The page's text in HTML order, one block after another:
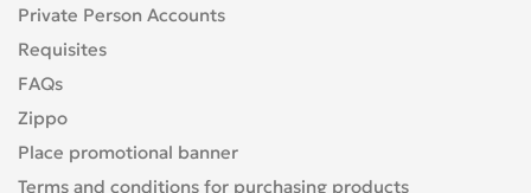
Private Person Accounts
Requisites
FAQs
Zippo
Place promotional banner
Terms and conditions for purchasing products